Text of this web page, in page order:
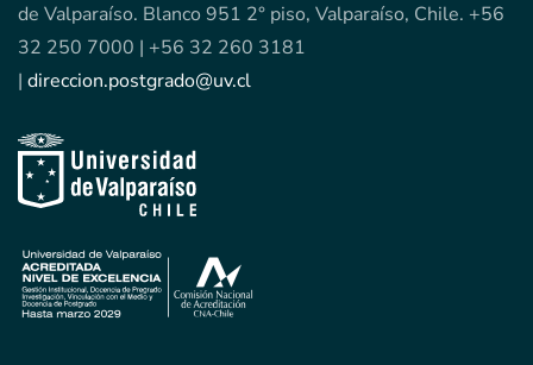
de Valparaíso. Blanco 951 2° piso, Valparaíso, Chile. +56
32 250 7000 | +56 32 260 3181
| direccion.postgrado@uv.cl